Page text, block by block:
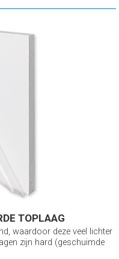
TOPLAAG
waardoor deze veel lichter
zijn hard (geschuimde